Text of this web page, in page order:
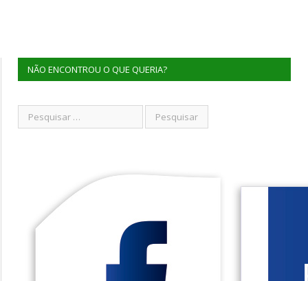
NÃO ENCONTROU O QUE QUERIA?